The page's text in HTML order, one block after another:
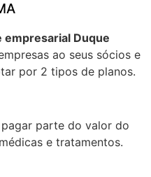
empresarial Duque
ao seus sócios e
por 2 tipos de planos.
parte do valor do
e tratamentos.